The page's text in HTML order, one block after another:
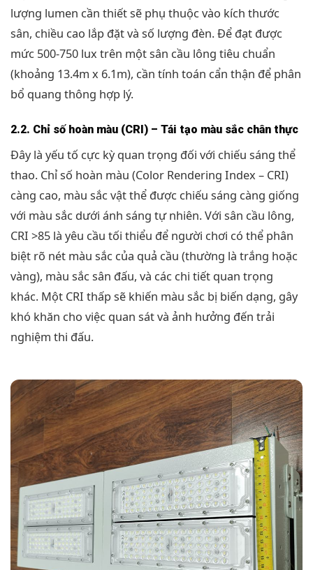
lượng lumen cần thiết sẽ phụ thuộc vào kích thước
sân, chiều cao lắp đặt và số lượng đèn. Để đạt được
mức 500-750 lux trên một sân cầu lông tiêu chuẩn
(khoảng 13.4m x 6.1m), cần tính toán cẩn thận để phân
bổ quang thông hợp lý.
2.2. Chỉ số hoàn màu (CRI) – Tái tạo màu sắc chân thực
Đây là yếu tố cực kỳ quan trọng đối với chiếu sáng thể
thao. Chỉ số hoàn màu (Color Rendering Index – CRI)
càng cao, màu sắc vật thể được chiếu sáng càng giống
với màu sắc dưới ánh sáng tự nhiên. Với sân cầu lông,
CRI >85 là yêu cầu tối thiểu để người chơi có thể phân
biệt rõ nét màu sắc của quả cầu (thường là trắng hoặc
vàng), màu sắc sân đấu, và các chi tiết quan trọng
khác. Một CRI thấp sẽ khiến màu sắc bị biến dạng, gây
khó khăn cho việc quan sát và ảnh hưởng đến trải
nghiệm thi đấu.